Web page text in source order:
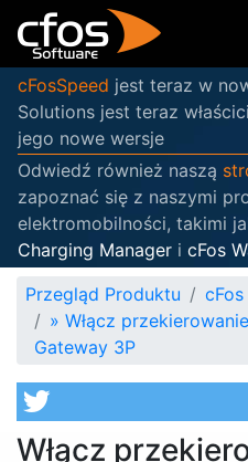
cFosSpeed jest teraz w
Solutions jest teraz
jego nowe wersje
Odwiedź również naszą
zapoznać się z naszymi
elektromobilności, takimi
Charging Manager i cFos
Przegląd Produktu
» Włącz
Gateway 3P
Włącz